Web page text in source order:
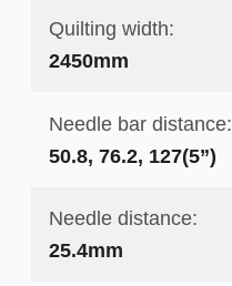
Quilting width:
2450mm
Needle bar distance:
50.8, 76.2, 127(5”)
Needle distance:
25.4mm